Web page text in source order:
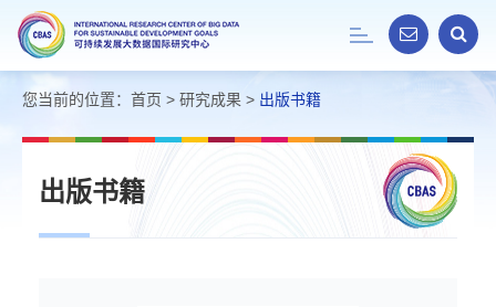
Toggle
navigation
您当前的位置： 首页 > 研究成果 > 出版书籍
出版书籍